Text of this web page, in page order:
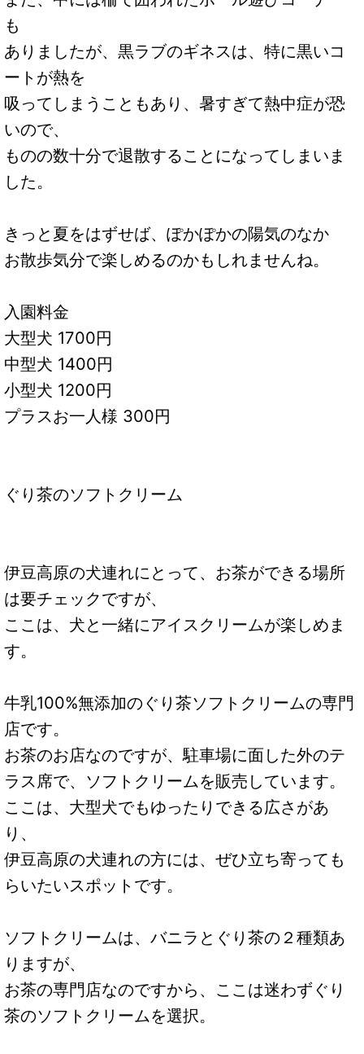
も
ありましたが、黒ラブのギネスは、特に黒いコ
ートが熱を
吸ってしまうこともあり、暑すぎて熱中症が恐
いので、
ものの数十分で退散することになってしまいま
した。
きっと夏をはずせば、ぽかぽかの陽気のなか
お散歩気分で楽しめるのかもしれませんね。
入園料金
大型犬 1700円
中型犬 1400円
小型犬 1200円
プラスお一人様 300円
ぐり茶のソフトクリーム
伊豆高原の犬連れにとって、お茶ができる場所
は要チェックですが、
ここは、犬と一緒にアイスクリームが楽しめま
す。
牛乳100%無添加のぐり茶ソフトクリームの専門
店です。
お茶のお店なのですが、駐車場に面した外のテ
ラス席で、ソフトクリームを販売しています。
ここは、大型犬でもゆったりできる広さがあ
り、
伊豆高原の犬連れの方には、ぜひ立ち寄っても
らいたいスポットです。
ソフトクリームは、バニラとぐり茶の２種類あ
りますが、
お茶の専門店なのですから、ここは迷わずぐり
茶のソフトクリームを選択。